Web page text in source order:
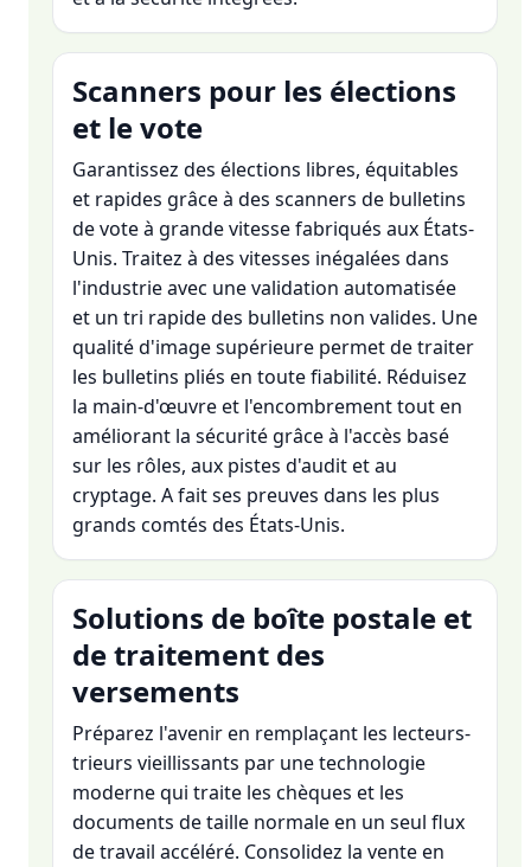
Scanners pour les élections
et le vote
Garantissez des élections libres, équitables
et rapides grâce à des scanners de bulletins
de vote à grande vitesse fabriqués aux États-
Unis. Traitez à des vitesses inégalées dans
l'industrie avec une validation automatisée
et un tri rapide des bulletins non valides. Une
qualité d'image supérieure permet de traiter
les bulletins pliés en toute fiabilité. Réduisez
la main-d'œuvre et l'encombrement tout en
améliorant la sécurité grâce à l'accès basé
sur les rôles, aux pistes d'audit et au
cryptage. A fait ses preuves dans les plus
grands comtés des États-Unis.
Solutions de boîte postale et
de traitement des
versements
Préparez l'avenir en remplaçant les lecteurs-
trieurs vieillissants par une technologie
moderne qui traite les chèques et les
documents de taille normale en un seul flux
de travail accéléré. Consolidez la vente en